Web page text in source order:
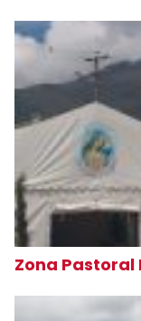
Zona Pastoral